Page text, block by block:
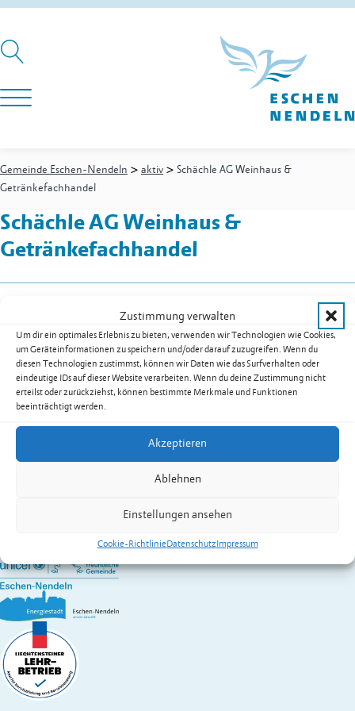
Zustimmung verwalten
Um dir ein optimales Erlebnis zu bieten, verwenden wir Technologien wie Cookies,
um Geräteinformationen zu speichern und/oder darauf zuzugreifen. Wenn du
diesen Technologien zustimmst, können wir Daten wie das Surfverhalten oder
eindeutige IDs auf dieser Website verarbeiten. Wenn du deine Zustimmung nicht
erteilst oder zurückziehst, können bestimmte Merkmale und Funktionen
beeinträchtigt werden.
Akzeptieren
Ablehnen
Einstellungen ansehen
Cookie-RichtlinieDatenschutzImpressum
Gemeinde Eschen-Nendeln > aktiv > Schächle AG Weinhaus &
Getränkefachhandel
Schächle AG Weinhaus &
Getränkefachhandel
9485Nendeln
Festnetz+423 377 17 77
Fax+423 377 17 78
E-Mailoffice@schaechle.com
Webwww.schaechle.com/
Fürstentum Liechtenstein
verwaltung@eschen.li